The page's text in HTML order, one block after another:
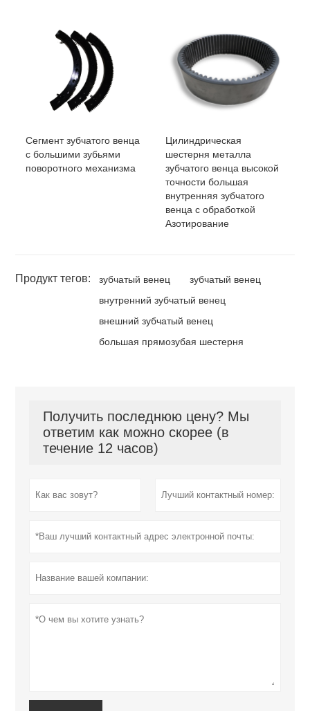
Сегмент зубчатого венца
с большими зубьями
поворотного механизма
Цилиндрическая
шестерня металла
зубчатого венца высокой
точности большая
внутренняя зубчатого
венца с обработкой
Азотирование
Продукт тегов: зубчатый венец
зубчатый венец
внутренний зубчатый венец
внешний зубчатый венец
большая прямозубая шестерня
Получить последнюю цену? Мы
ответим как можно скорее (в
течение 12 часов)